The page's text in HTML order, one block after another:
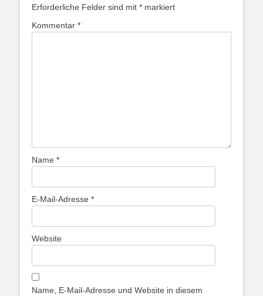
Erforderliche Felder sind mit * markiert
Kommentar *
Name *
E-Mail-Adresse *
Website
Name, E-Mail-Adresse und Website in diesem